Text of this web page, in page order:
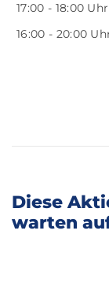
17:00 - 18:00 Uhr
16:00 - 20:00
Diese
warten